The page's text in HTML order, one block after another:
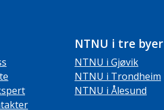
NTNU i tre byer
NTNU i Gjøvik
NTNU i Trondheim
NTNU i Ålesund